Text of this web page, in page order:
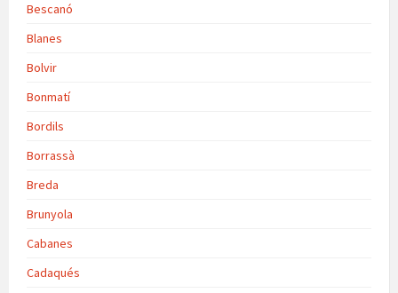
Bescanó
Blanes
Bolvir
Bonmatí
Bordils
Borrassà
Breda
Brunyola
Cabanes
Cadaqués